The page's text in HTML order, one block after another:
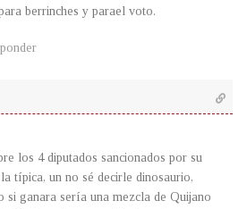
berrinches y parael voto.
los 4 diputados sancionados por su
típica, un no sé decirle dinosaurio,
si ganara sería una mezcla de Quijano